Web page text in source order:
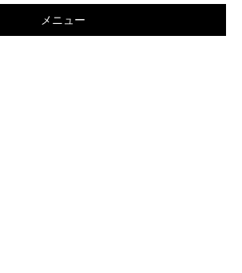
メニュー